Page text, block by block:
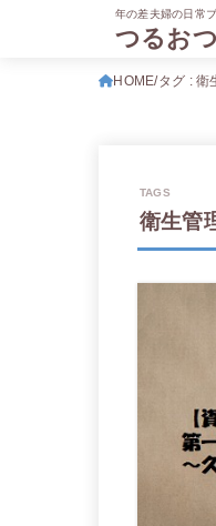
年の差夫婦の日常
つるお
HOME タグ : 衛
衛生管